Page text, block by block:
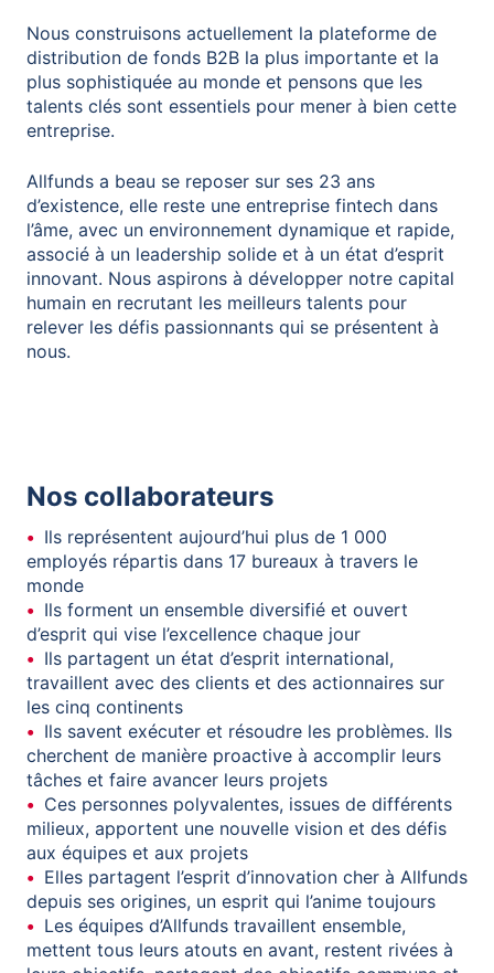
Nous construisons actuellement la plateforme de
distribution de fonds B2B la plus importante et la
plus sophistiquée au monde et pensons que les
talents clés sont essentiels pour mener à bien cette
entreprise.
Allfunds a beau se reposer sur ses 23 ans
d’existence, elle reste une entreprise fintech dans
l’âme, avec un environnement dynamique et rapide,
associé à un leadership solide et à un état d’esprit
innovant. Nous aspirons à développer notre capital
humain en recrutant les meilleurs talents pour
relever les défis passionnants qui se présentent à
nous.
Nos collaborateurs
Ils représentent aujourd’hui plus de 1 000
employés répartis dans 17 bureaux à travers le
monde
Ils forment un ensemble diversifié et ouvert
d’esprit qui vise l’excellence chaque jour
Ils partagent un état d’esprit international,
travaillent avec des clients et des actionnaires sur
les cinq continents
Ils savent exécuter et résoudre les problèmes. Ils
cherchent de manière proactive à accomplir leurs
tâches et faire avancer leurs projets
Ces personnes polyvalentes, issues de différents
milieux, apportent une nouvelle vision et des défis
aux équipes et aux projets
Elles partagent l’esprit d’innovation cher à Allfunds
depuis ses origines, un esprit qui l’anime toujours
Les équipes d’Allfunds travaillent ensemble,
mettent tous leurs atouts en avant, restent rivées à